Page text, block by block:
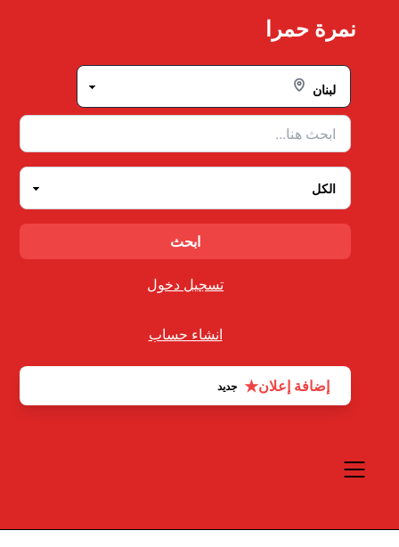
نمرة حمرا
تسجيل دخول
انشاء حساب
إضافة إعلان★ جديد